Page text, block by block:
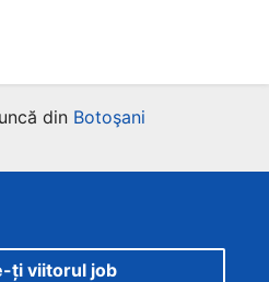
din Botoşani
ți viitorul job